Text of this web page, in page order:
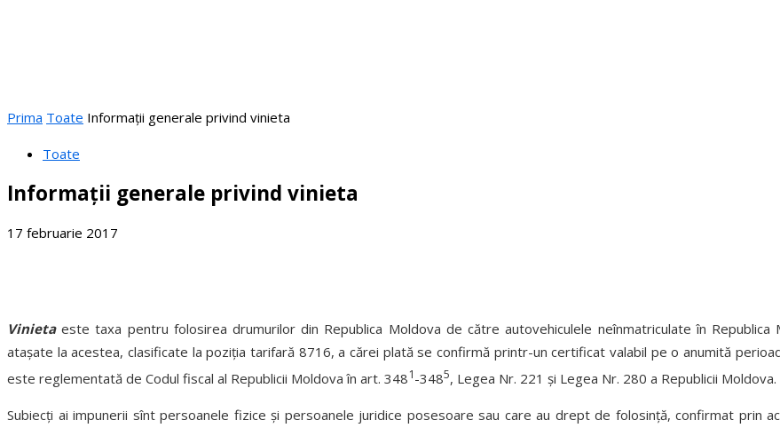
Prima Toate Informații generale privind vinieta
Toate
Informații generale privind vinieta
17 februarie 2017
Vinietaeste taxa pentru folosirea drumurilor din Republica Moldova de către autovehiculele neînmatriculate în
ataşate la acestea, clasificate la poziţia tarifară 8716, a cărei plată se confirmă printr-un certificat valabil pe o anumită
este reglementată de Codul fiscal al Republicii Moldova în art. 3481-3485, Legea Nr. 221 și Legea Nr. 280 a Republicii Moldova.
Subiecţi ai impunerii sînt persoanele fizice şi persoanele juridice posesoare sau care au drept de folosinţă, confirmat prin